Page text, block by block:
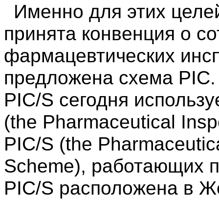
Именно для этих
принята конвенция о
фармацевтических
предложена схема
PIC/S сегодня
(the Pharmaceutical
PIC/S (the
Scheme), работающих
PIC/S расположена в